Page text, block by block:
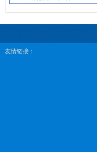
友情链接：